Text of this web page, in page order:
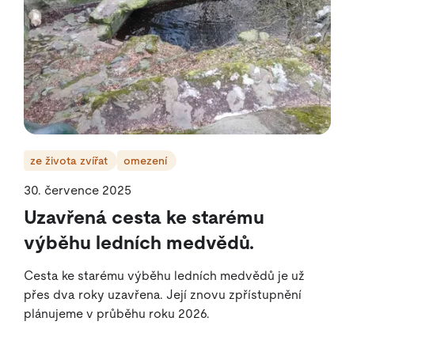
ze života zvířat omezení
30. července 2025
Uzavřená cesta ke starému
výběhu ledních medvědů.
Cesta ke starému výběhu ledních medvědů je už
přes dva roky uzavřena. Její znovu zpřístupnění
plánujeme v průběhu roku 2026.